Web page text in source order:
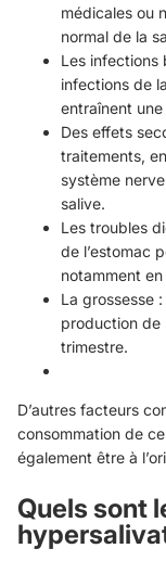
médicales ou
normal de la
Les infections
infections de
entraînent
Des effets
traitements,
système
salive.
Les troubles
de l’estomac
notamment
La grossesse
production de
trimestre.
D’autres facteurs
consommation de
également être à
Quels sont